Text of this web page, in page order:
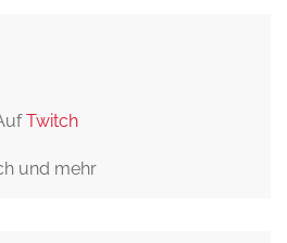
Twitch
und mehr